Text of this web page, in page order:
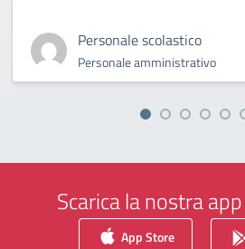
Personale scolastico
Personale amministrativo
Scarica la nostra
App Store